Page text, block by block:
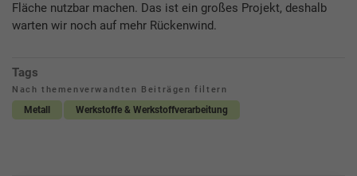
Fläche nutzbar machen. Das ist ein großes Projekt, deshalb
warten wir noch auf mehr Rückenwind.
Tags
Nach themenverwandten Beiträgen filtern
Metall Werkstoffe & Werkstoffverarbeitung